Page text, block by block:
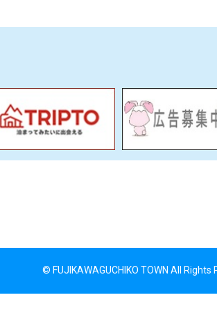
© FUJIKAWAGUCHIKO TOWN All Rights